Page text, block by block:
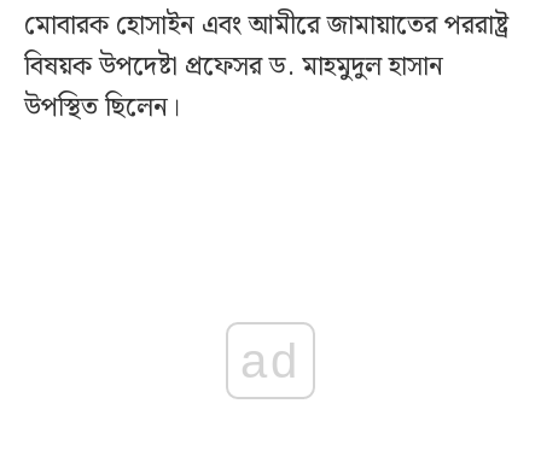
মোবারক হোসাইন এবং আমীরে জামায়াতের পররাষ্ট্র
বিষয়ক উপদেষ্টা প্রফেসর ড. মাহমুদুল হাসান
উপস্থিত ছিলেন।
ad